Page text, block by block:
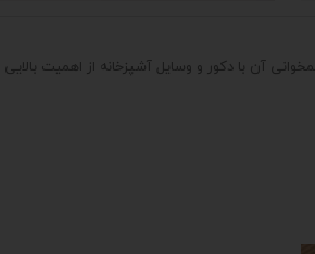
آن با دکور و وسایل آشپزخانه از اهمیت